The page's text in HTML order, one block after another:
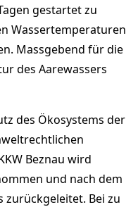
gestartet zu
Wassertemperaturen
Massgebend für die
des Aarewassers
des Ökosystems der
Beznau wird
und nach dem
zurückgeleitet. Bei zu